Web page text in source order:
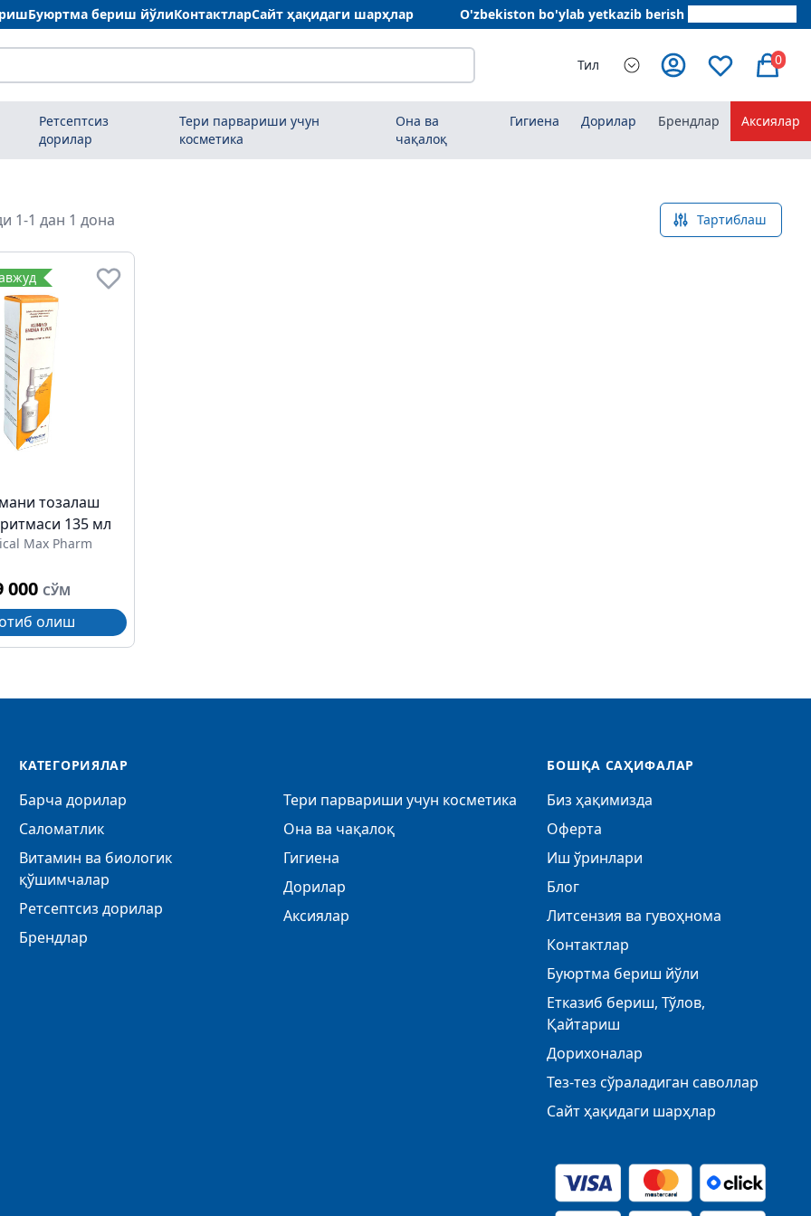
Буюртма бериш йўлиКонтактларСайт ҳақидаги шарҳлар O'zbekiston bo'ylab yetkazib berish
Тил 0
Ретсептсиз
дорилар
Тери парвариши учун
косметика
Она ва
чақалоқ
Гигиена Дорилар Брендлар Аксиялар
1-1 дан 1 дона Тартиблаш
тозалаш
135 мл
Max Pharm
000 СЎМ
олиш
КАТЕГОРИЯЛАР
Барча дорилар
Саломатлик
Витамин ва биологик
қўшимчалар
Ретсептсиз дорилар
Брендлар
Тери парвариши учун косметика
Она ва чақалоқ
Гигиена
Дорилар
Аксиялар
БОШҚА САҲИФАЛАР
Биз ҳақимизда
Оферта
Иш ўринлари
Блог
Литсензия ва гувоҳнома
Контактлар
Буюртма бериш йўли
Етказиб бериш, Тўлов,
Қайтариш
Дорихоналар
Тез-тез сўраладиган саволлар
Сайт ҳақидаги шарҳлар